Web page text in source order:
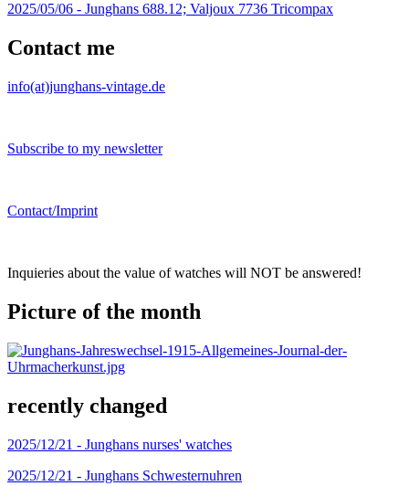
2025/05/06 - Junghans 688.12; Valjoux 7736 Tricompax
Contact me
info(at)junghans-vintage.de
Subscribe to my newsletter
Contact/Imprint
Inquieries about the value of watches will NOT be answered!
Picture of the month
recently changed
2025/12/21 - Junghans nurses' watches
2025/12/21 - Junghans Schwesternuhren